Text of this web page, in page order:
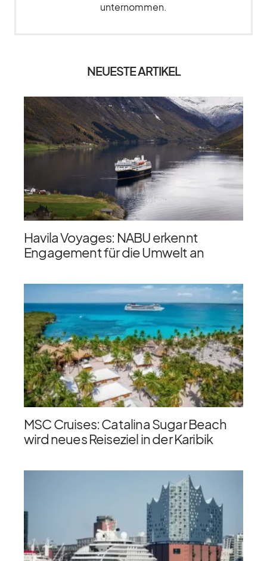
unternommen.
NEUESTE ARTIKEL
Havila Voyages: NABU erkennt
Engagement für die Umwelt an
MSC Cruises: Catalina Sugar Beach
wird neues Reiseziel in der Karibik